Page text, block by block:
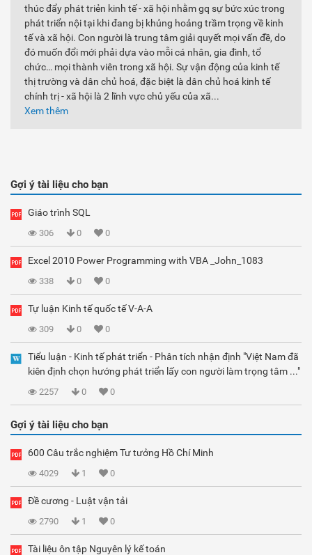
thúc đẩy phát triẻn kinh tế - xã hội nhằm gq sự bức xúc trong
phát triển nội tại khi đang bị khủng hoảng trầm trọng về kinh
tế và xã hội. Con người là trung tâm giải quyết mọi vấn đề, do
đó muốn đổi mới phải dựa vào mỗi cá nhân, gia đình, tổ
chức… mọi thành viên trong xã hội. Sự vận động của kinh tế
thị trường và dân chủ hoá, đặc biệt là dân chủ hoá kinh tế
chính trị - xã hội là 2 lĩnh vực chủ yếu của xã...
Xem thêm
Gợi ý tài liệu cho bạn
Giáo trình SQL
306 0 0
Excel 2010 Power Programming with VBA _John_1083
338 0 0
Tự luận Kinh tế quốc tế V-A-A
309 0 0
Tiểu luận - Kinh tế phát triển - Phân tích nhận định "Việt Nam đã
kiên định chọn hướng phát triển lấy con người làm trọng tâm ..."
2257 0 0
Gợi ý tài liệu cho bạn
600 Câu trắc nghiệm Tư tưởng Hồ Chí Minh
4029 1 0
Đề cương - Luật vận tải
2790 1 0
Tài liệu ôn tập Nguyên lý kế toán